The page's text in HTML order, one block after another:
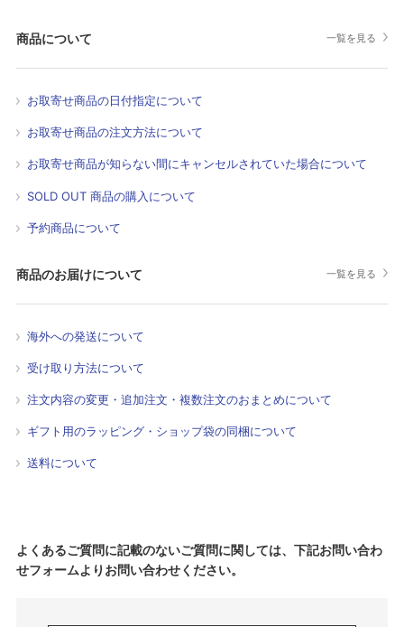
商品について 一覧を見る
お取寄せ商品の日付指定について
お取寄せ商品の注文方法について
お取寄せ商品が知らない間にキャンセルされていた場合について
SOLD OUT 商品の購入について
予約商品について
商品のお届けについて 一覧を見る
海外への発送について
受け取り方法について
注文内容の変更・追加注文・複数注文のおまとめについて
ギフト用のラッピング・ショップ袋の同梱について
送料について
よくあるご質問に記載のないご質問に関しては、下記お問い合わ
せフォームよりお問い合わせください。